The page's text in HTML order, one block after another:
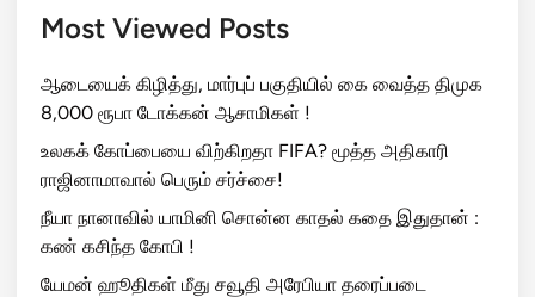
Most Viewed Posts
ஆடையைக் கிழித்து, மார்புப் பகுதியில் கை வைத்த திமுக
8,000 ரூபா டோக்கன் ஆசாமிகள் !
உலகக் கோப்பையை விற்கிறதா FIFA? மூத்த அதிகாரி
ராஜினாமாவால் பெரும் சர்ச்சை!
நீயா நானாவில் யாமினி சொன்ன காதல் கதை இதுதான் :
கண் கசிந்த கோபி !
யேமன் ஹூதிகள் மீது சவூதி அரேபியா தரைப்படை